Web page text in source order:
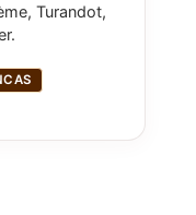
Turandot,